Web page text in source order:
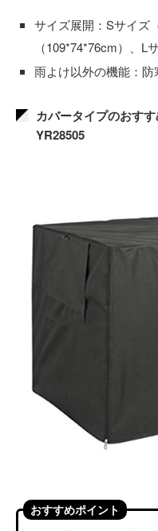
サイズ展開：Sサイズ
（109*74*76cm）、L
雨よけ以外の機能：
カバータイプのおす
YR28505
おすすめポイント